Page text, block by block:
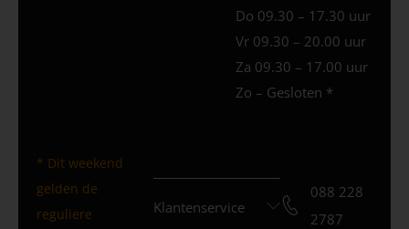
Do 09.30 – 17.30 uur
Vr 09.30 – 20.00 uur
Za 09.30 – 17.00 uur
Zo – Gesloten *
* Dit weekend
gelden de
reguliere
Klantenservice
088 228
2787